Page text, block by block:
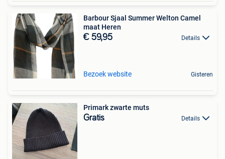
Barbour Sjaal Summer Welton Camel
maat Heren
€ 59,95 Details
Bezoek website Gisteren
Primark zwarte muts
Gratis Details